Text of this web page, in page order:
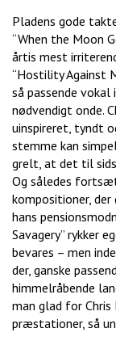
Pladens gode
“When the Moon
årtis mest
“Hostility Against
så passende
nødvendigt onde.
uinspireret, tyndt
stemme kan
grelt, at det til
Og således
kompositioner,
hans
Savagery” rykker
bevares – men
der, ganske
himmelråbende
man glad for Chris
præstationer, så